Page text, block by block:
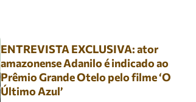
ENTREVISTA EXCLUSIVA: ator
amazonense Adanilo é indicado ao
Prêmio Grande Otelo pelo filme ‘O
Último Azul’